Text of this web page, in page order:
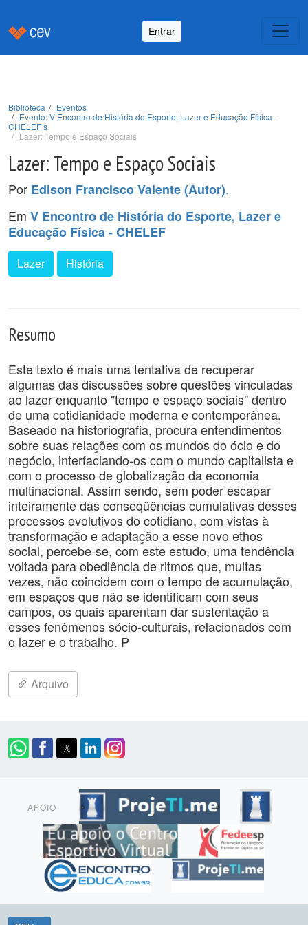
Entrar
Biblioteca
Eventos
Evento: V Encontro de História do Esporte, Lazer e Educação Física -
CHELEF s
Lazer: Tempo e Espaço Sociais
Lazer: Tempo e Espaço Sociais
Por Edison Francisco Valente (Autor).
Em V Encontro de História do Esporte, Lazer e
Educação Física - CHELEF
Lazer História
Resumo
Este texto é mais uma tentativa de recuperar
algumas das discussões sobre questões vinculadas
ao lazer enquanto "tempo e espaço sociais" dentro
de uma cotidianidade moderna e contemporânea.
Baseado na historiografia, procura entendimentos
sobre suas relações com os mundos do ócio e do
negócio, interfaciando-os com o mundo capitalista e
com o processo de globalização da economia
multinacional. Assim sendo, sem poder escapar
inteiramente das conseqüências cumulativas desses
processos evolutivos do cotidiano, com vistas à
transformação e adaptação a esse novo ethos
social, percebe-se, com este estudo, uma tendência
voltada para obediência de ritmos que, muitas
vezes, não coincidem com o tempo de acumulação,
em espaços que não se identificam com seus
campos, os quais aparentam dar sustentação a
esses fenômenos sócio-culturais, relacionados com
o lazer e o trabalho. P
Arquivo
APOIO